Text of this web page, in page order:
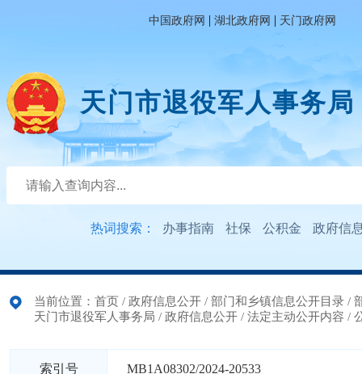
中国政府网 | 湖北政府网 | 天门政府网
天门市退役军人事务局
热词搜索： 办事指南 社保 公积金 政府信
当前位置： 首页 / 政府信息公开 / 部门和乡镇信息公开目录 /
天门市退役军人事务局 / 政府信息公开 / 法定主动公开内容 /
索引号 MB1A08302/2024-20533